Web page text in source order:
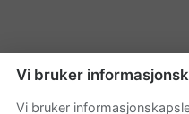
Vi bruker
Vi bruker